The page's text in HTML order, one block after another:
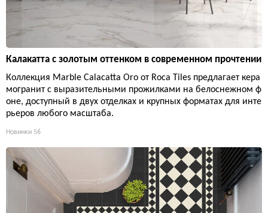
Калакатта с золотым оттенком в современном прочтении
Коллекция Marble Calacatta Oro от Roca Tiles предлагает кера
могранит с выразительными прожилками на белоснежном ф
оне, доступный в двух отделках и крупных форматах для инте
рьеров любого масштаба.
Новинки 56